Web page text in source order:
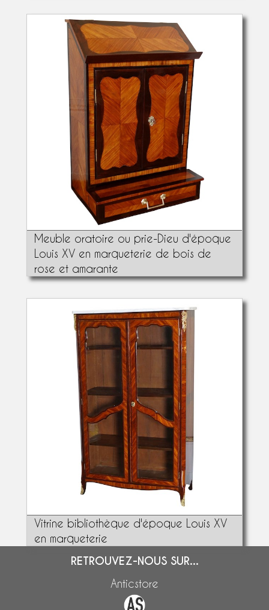
Meuble oratoire ou prie-Dieu d'époque
Louis XV en marqueterie de bois de
rose et amarante
Vitrine bibliothèque d'époque Louis XV
en marqueterie
RETROUVEZ-NOUS SUR...
Anticstore